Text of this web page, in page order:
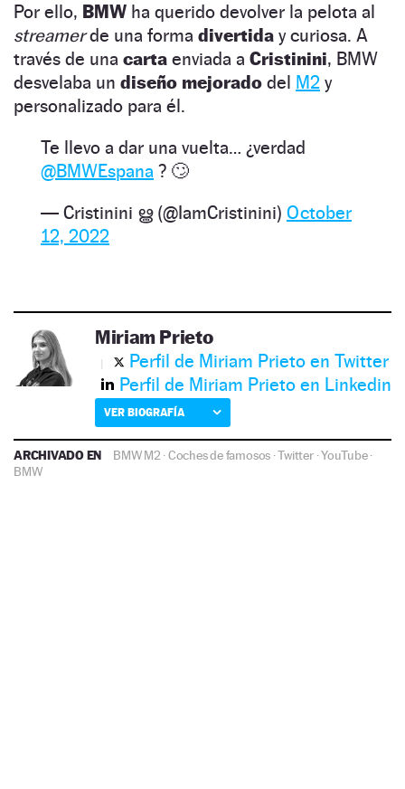
Por ello, BMW ha querido devolver la pelota al
streamerde una forma divertida y curiosa. A
través de una carta enviada a Cristinini, BMW
desvelaba un diseño mejorado del M2 y
personalizado para él.
Te llevo a dar una vuelta… ¿verdad
@BMWEspana ? 🙄
— Cristinini ൠ (@IamCristinini) October
12, 2022
Miriam Prieto
Perfil de Miriam Prieto en Twitter
Perfil de Miriam Prieto en Linkedin
VER BIOGRAFÍA
ARCHIVADO EN BMW M2 ·Coches de famosos ·Twitter·YouTube·
BMW